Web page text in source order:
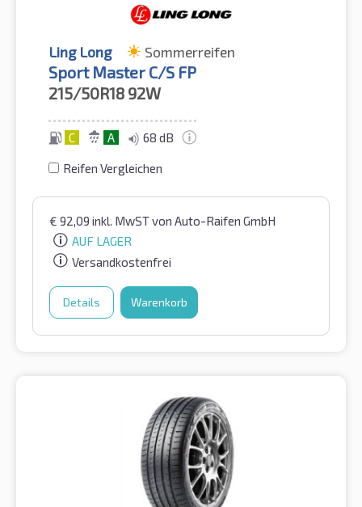
Ling Long Sommerreifen
Sport Master C/S FP
215/50R18 92W
C A 68 dB
Reifen Vergleichen
€ 92,09 inkl. MwSTvon Auto-Raifen GmbH
AUF LAGER
Versandkostenfrei
Details Warenkorb